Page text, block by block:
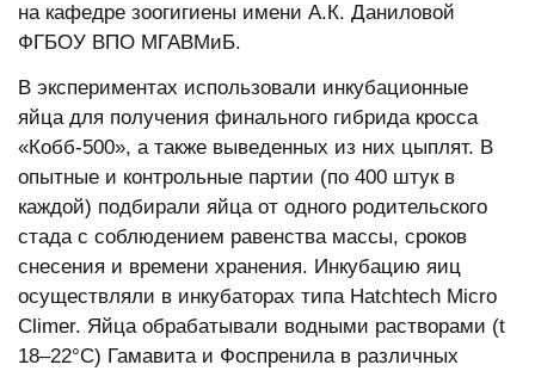
на кафедре зоогигиены имени А.К. Даниловой
ФГБОУ ВПО МГАВМиБ.
В экспериментах использовали инкубационные
яйца для получения финального гибрида кросса
«Кобб-500», а также выведенных из них цыплят. В
опытные и контрольные партии (по 400 штук в
каждой) подбирали яйца от одного родительского
стада с соблюдением равенства массы, сроков
снесения и времени хранения. Инкубацию яиц
осуществляли в инкубаторах типа Hatchtech Micro
Climer. Яйца обрабатывали водными растворами (t
18–22°С) Гамавита и Фоспренила в различных